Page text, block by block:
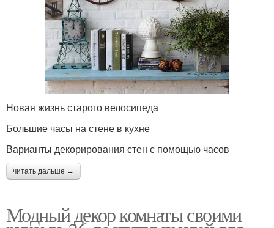
Новая жизнь старого велосипеда
Большие часы на стене в кухне
Варианты декорирования стен с помощью часов
читать дальше →
Модный декор комнаты своими